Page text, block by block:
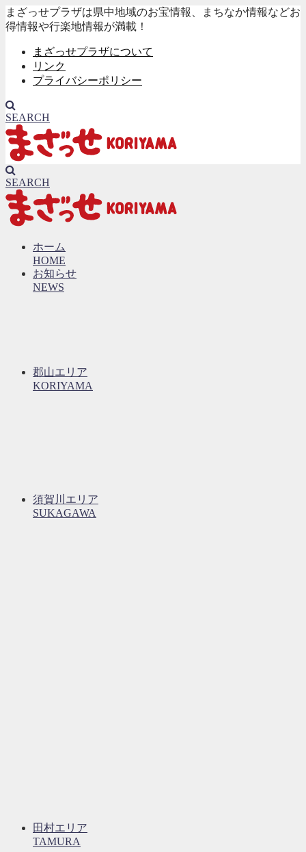
まざっせプラザは県中地域のお宝情報、まちなか情報などお
得情報や行楽地情報が満載！
まざっせプラザについて
リンク
プライバシーポリシー
SEARCH
SEARCH
ホーム
HOME
お知らせ
NEWS
郡山エリア
KORIYAMA
須賀川エリア
SUKAGAWA
田村エリア
TAMURA